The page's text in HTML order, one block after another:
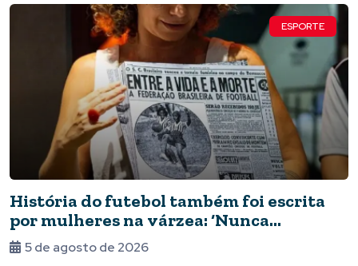
ESPORTE
História do futebol também foi escrita
por mulheres na várzea: ‘Nunca
deixaram de jogar’
5 de agosto de 2026